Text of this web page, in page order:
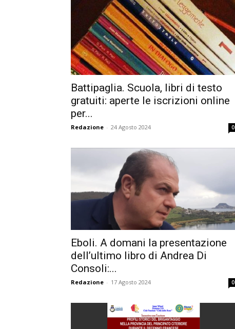
Battipaglia. Scuola, libri di testo
gratuiti: aperte le iscrizioni online
per...
Redazione - 24 Agosto 2024 0
Eboli. A domani la presentazione
dell’ultimo libro di Andrea Di
Consoli:...
Redazione - 17 Agosto 2024 0